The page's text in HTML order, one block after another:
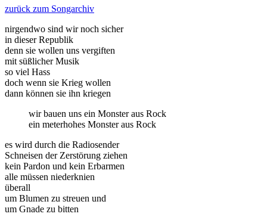
zurück zum Songarchiv
nirgendwo sind wir noch sicher
in dieser Republik
denn sie wollen uns vergiften
mit süßlicher Musik
so viel Hass
doch wenn sie Krieg wollen
dann können sie ihn kriegen
wir bauen uns ein Monster aus Rock
ein meterhohes Monster aus Rock
es wird durch die Radiosender
Schneisen der Zerstörung ziehen
kein Pardon und kein Erbarmen
alle müssen niederknien
überall
um Blumen zu streuen und
um Gnade zu bitten